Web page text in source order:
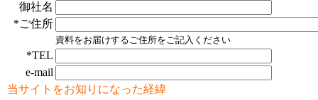
御社名
*ご住所
資料をお届けするご住所をご記入ください
*TEL
e-mail
当サイトをお知りになった経緯